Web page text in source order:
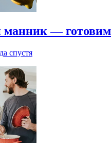
— готовим
спустя